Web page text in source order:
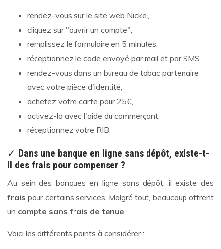
rendez-vous sur le site web Nickel,
cliquez sur "ouvrir un compte",
remplissez le formulaire en 5 minutes,
réceptionnez le code envoyé par mail et par SMS
rendez-vous dans un bureau de tabac partenaire
avec votre pièce d'identité,
achetez votre carte pour 25€,
activez-la avec l'aide du commerçant,
réceptionnez votre RIB.
✓ Dans une banque en ligne sans dépôt, existe-t-
il des frais pour compenser ?
Au sein des banques en ligne sans dépôt, il existe des
frais pour certains services. Malgré tout, beaucoup offrent
un compte sans frais de tenue
Voici les différents points à considérer :